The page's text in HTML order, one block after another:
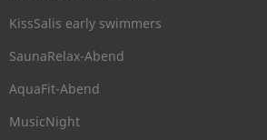
KissSalis early swimmers
SaunaRelax-Abend
AquaFit-Abend
MusicNight